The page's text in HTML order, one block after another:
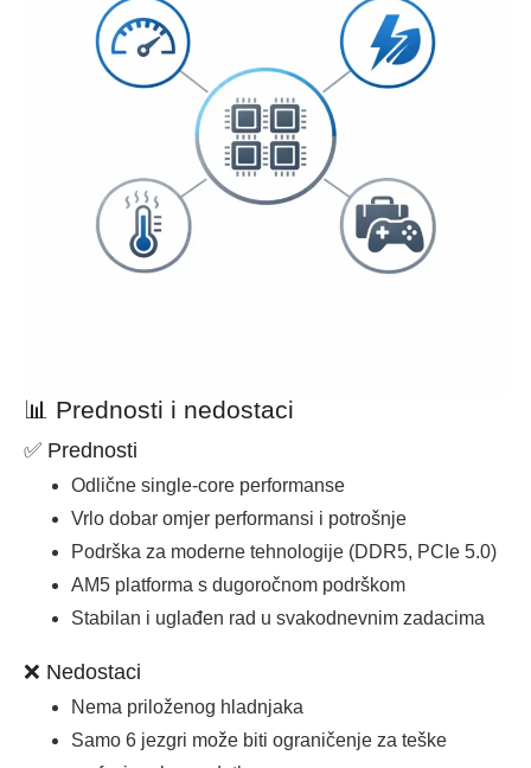
📊 Prednosti i nedostaci
✅ Prednosti
Odlične single-core performanse
Vrlo dobar omjer performansi i potrošnje
Podrška za moderne tehnologije (DDR5, PCIe 5.0)
AM5 platforma s dugoročnom podrškom
Stabilan i uglađen rad u svakodnevnim zadacima
❌ Nedostaci
Nema priloženog hladnjaka
Samo 6 jezgri može biti ograničenje za teške